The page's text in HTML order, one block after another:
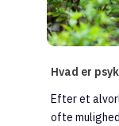
Hvad er
Efter et
ofte